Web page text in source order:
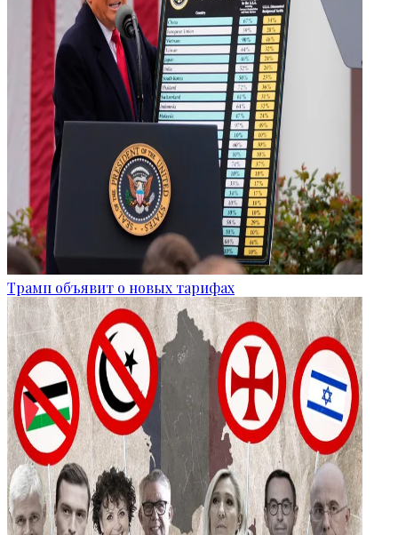
Трамп объявит о новых тарифах